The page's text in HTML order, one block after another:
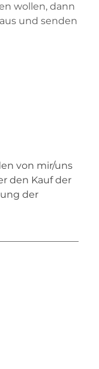
wollen, dann
und senden
von mir/uns
den Kauf der
der